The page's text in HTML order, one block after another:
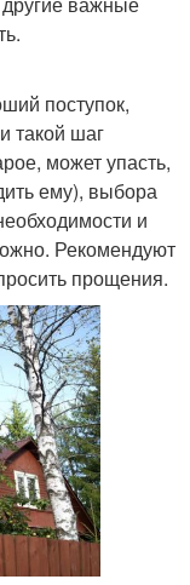
поступок,
такой шаг
может упасть,
ему), выбора
и
Рекомендуют
прощения.